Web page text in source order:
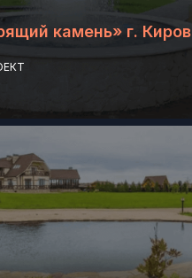
камень» г. Киров